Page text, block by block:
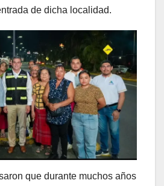
de dicha localidad.
que durante muchos años